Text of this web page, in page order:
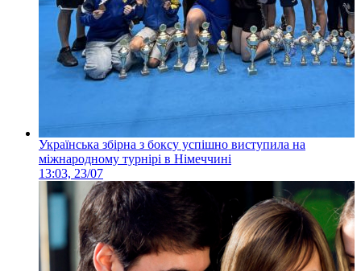
Українська збірна з боксу успішно виступила на
міжнародному турнірі в Німеччині
13:03, 23/07